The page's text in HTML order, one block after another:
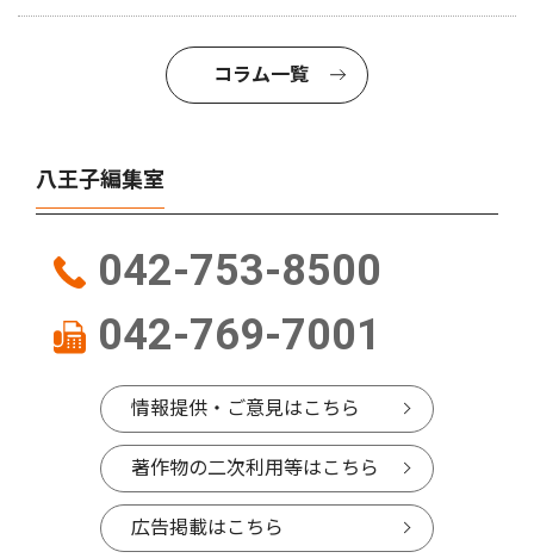
コラム一覧
八王子編集室
042-753-8500
042-769-7001
情報提供・ご意見はこちら
著作物の二次利用等はこちら
広告掲載はこちら